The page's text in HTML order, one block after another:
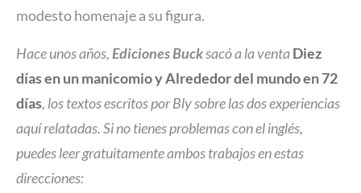
modesto homenaje a su figura.
Hace unos años, Ediciones Bucksacó a la ventaDiez
días en un manicomioyAlrededor del mundo en 72
días, los textos escritos por Bly sobre las dos experiencias
aquí relatadas. Si no tienes problemas con el inglés,
puedes leer gratuitamente ambos trabajos en estas
direcciones: